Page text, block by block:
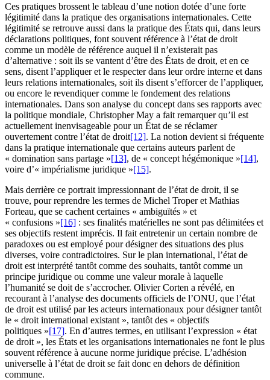
Ces pratiques brossent le tableau d’une notion dotée d’une forte
légitimité dans la pratique des organisations internationales. Cette
légitimité se retrouve aussi dans la pratique des États qui, dans leurs
déclarations politiques, font souvent référence à l’état de droit
comme un modèle de référence auquel il n’existerait pas
d’alternative : soit ils se vantent d’être des États de droit, et en ce
sens, disent l’appliquer et le respecter dans leur ordre interne et dans
leurs relations internationales, soit ils disent s’efforcer de l’appliquer,
ou encore le revendiquer comme le fondement des relations
internationales. Dans son analyse du concept dans ses rapports avec
la politique mondiale, Christopher May a fait remarquer qu’il est
actuellement inenvisageable pour un État de se réclamer
ouvertement contre l’état de droit[12]. La notion devient si fréquente
dans la pratique internationale que certains auteurs parlent de
« domination sans partage »[13], de « concept hégémonique »[14],
voire d’« impérialisme juridique »[15].
Mais derrière ce portrait impressionnant de l’état de droit, il se
trouve, pour reprendre les termes de Michel Troper et Mathias
Forteau, que se cachent certaines « ambiguïtés » et
« confusions »[16] : ses finalités matérielles ne sont pas délimitées et
ses objectifs restent imprécis. Il fait entretenir un certain nombre de
paradoxes ou est employé pour désigner des situations des plus
diverses, voire contradictoires. Sur le plan international, l’état de
droit est interprété tantôt comme des souhaits, tantôt comme un
principe juridique ou comme une valeur morale à laquelle
l’humanité se doit de s’accrocher. Olivier Corten a révélé, en
recourant à l’analyse des documents officiels de l’ONU, que l’état
de droit est utilisé par les acteurs internationaux pour désigner tantôt
le « droit international existant », tantôt des « objectifs
politiques »[17]. En d’autres termes, en utilisant l’expression « état
de droit », les États et les organisations internationales ne font le plus
souvent référence à aucune norme juridique précise. L’adhésion
universelle à l’état de droit se fait donc en dehors de définition
commune.